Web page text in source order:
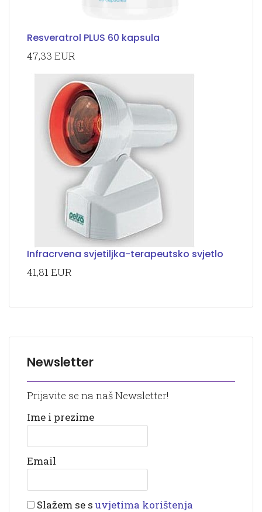
Resveratrol PLUS 60 kapsula
47,33 EUR
Infracrvena svjetiljka-terapeutsko svjetlo
41,81 EUR
Newsletter
Prijavite se na naš Newsletter!
Ime i prezime
Email
Slažem se s uvjetima korištenja